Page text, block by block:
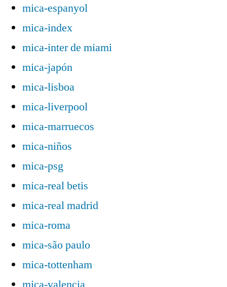
mica-espanyol
mica-index
mica-inter de miami
mica-japón
mica-lisboa
mica-liverpool
mica-marruecos
mica-niños
mica-psg
mica-real betis
mica-real madrid
mica-roma
mica-são paulo
mica-tottenham